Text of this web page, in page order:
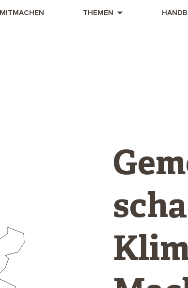
MITMACHEN THEMEN